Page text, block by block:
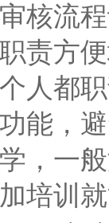
核流
责方
人都
能，
，一
培训